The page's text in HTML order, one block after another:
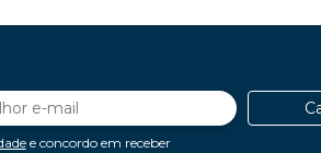
e concordo em receber